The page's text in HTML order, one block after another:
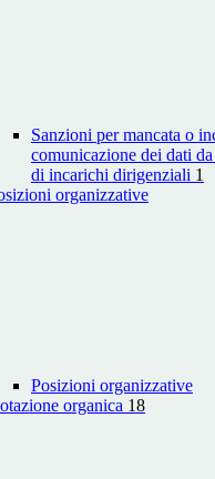
Sanzioni per mancata o
comunicazione dei dati
di incarichi dirigenziali 1
organizzative
Posizioni organizzative
organica 18